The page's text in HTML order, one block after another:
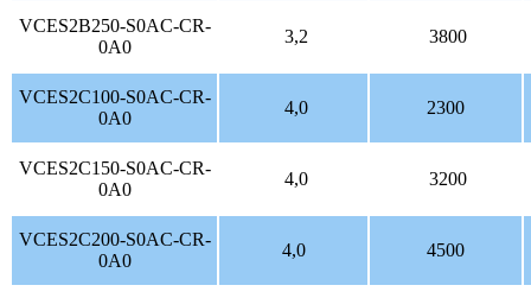
VCES2B250-S0AC-CR-
0A0
3,2 3800
VCES2C100-S0AC-CR-
0A0
4,0 2300
VCES2C150-S0AC-CR-
0A0
4,0 3200
VCES2C200-S0AC-CR-
0A0
4,0 4500